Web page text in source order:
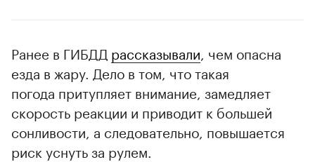
Ранее в ГИБДД рассказывали , чем опасна
езда в жару. Дело в том, что такая
погода притупляет внимание, замедляет
скорость реакции и приводит к большей
сонливости, а следовательно, повышается
риск уснуть за рулем.